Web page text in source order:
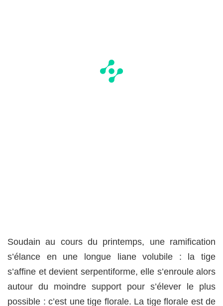
Soudain au cours du printemps, une ramification
s’élance en une longue liane volubile : la tige
s’affine et devient serpentiforme, elle s’enroule alors
autour du moindre support pour s’élever le plus
possible : c’est une tige florale. La tige florale est de